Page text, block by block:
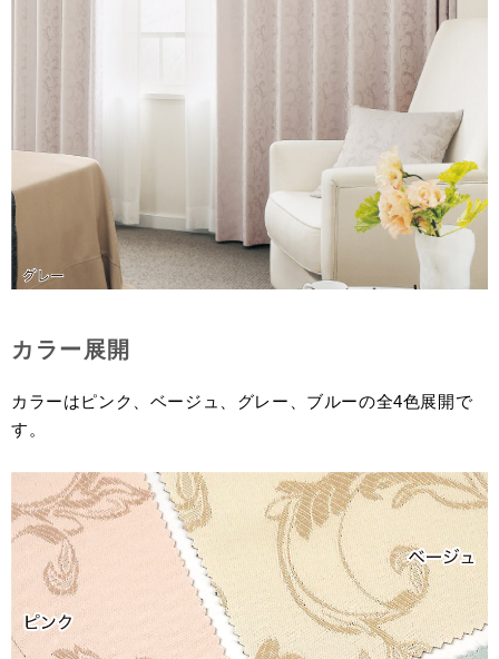
カラー展開
カラーはピンク、ベージュ、グレー、ブルーの全4色展開で
す。